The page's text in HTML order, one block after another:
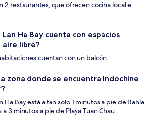
2 restaurantes, que ofrecen cocina local e
Lan Ha Bay cuenta con espacios
aire libre?
cuentan con un balcón.
zona donde se encuentra Indochine
Ha Bay está a tan solo 1 minutos a pie de Bahía
3 minutos a pie de Playa Tuan Chau.